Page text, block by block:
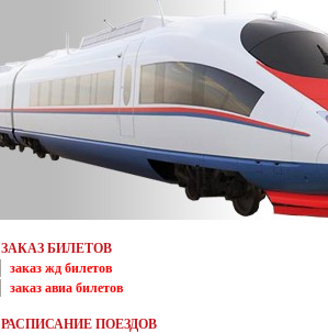
ЗАКАЗ БИЛЕТОВ
заказ жд билетов
заказ авиа билетов
РАСПИСАНИЕ ПОЕЗДОВ